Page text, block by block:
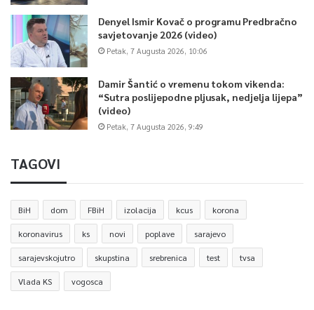
Denyel Ismir Kovač o programu Predbračno
savjetovanje 2026 (video)
Petak, 7 Augusta 2026, 10:06
Damir Šantić o vremenu tokom vikenda:
“Sutra poslijepodne pljusak, nedjelja lijepa”
(video)
Petak, 7 Augusta 2026, 9:49
TAGOVI
BiH dom FBiH izolacija kcus korona
koronavirus ks novi poplave sarajevo
sarajevskojutro skupstina srebrenica test tvsa
Vlada KS vogosca